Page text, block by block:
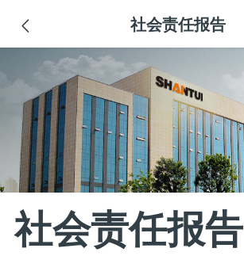
 社会责任报告
山东重工简介 山推简介
社会责任报告